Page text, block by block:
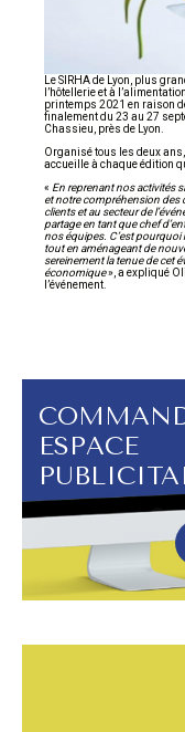
Le SIRHA de Lyon, plus
l’hôtellerie et à
printemps 2021 en raison
finalement du 23 au 27
Chassieu, près de Lyon.
Organisé tous les deux
accueille à chaque édition
« En reprenant nos activités
et notre compréhension des
clients et au secteur de
partage en tant que chef
nos équipes. C’est
tout en aménageant de
sereinement la tenue de cet
économique», a expliqué
l’événement.
ESPACE